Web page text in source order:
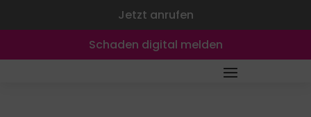
Schaden digital melden
Jetzt anrufen